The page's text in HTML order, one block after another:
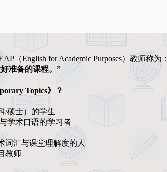
（English for Academic Purposes）教师称为：
准备的课程。”
Topics》？
/硕士）的学生
学术口语的学习者
词汇与课堂理解度的人
教师